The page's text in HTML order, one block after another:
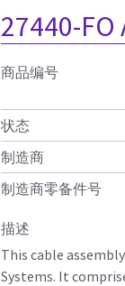
27440-FO
商品编号
状态
制造商
制造商零备件号
描述
This cable
Systems. It